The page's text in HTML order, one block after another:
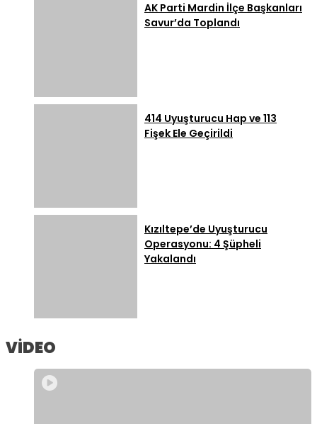
AK Parti Mardin İlçe Başkanları
Savur’da Toplandı
414 Uyuşturucu Hap ve 113
Fişek Ele Geçirildi
Kızıltepe’de Uyuşturucu
Operasyonu: 4 Şüpheli
Yakalandı
VİDEO